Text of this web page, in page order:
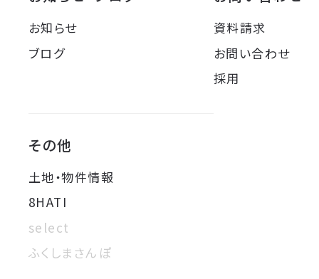
お知らせ
ブログ
資料請求
お問い合わせ
採用
その他
土地・物件情報
8HATI
select
ふくしまさんぽ